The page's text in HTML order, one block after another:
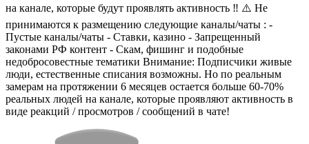
на канале, которые будут проявлять активность ‼️ ⚠️ Не
принимаются к размещению следующие каналы/чаты : -
Пустые каналы/чаты - Ставки, казино - Запрещенный
законами РФ контент - Скам, фишинг и подобные
недобросовестные тематики Внимание: Подписчики живые
люди, естественные списания возможны. Но по реальным
замерам на протяжении 6 месяцев остается больше 60-70%
реальных людей на канале, которые проявляют активность в
виде реакций / просмотров / сообщений в чате!